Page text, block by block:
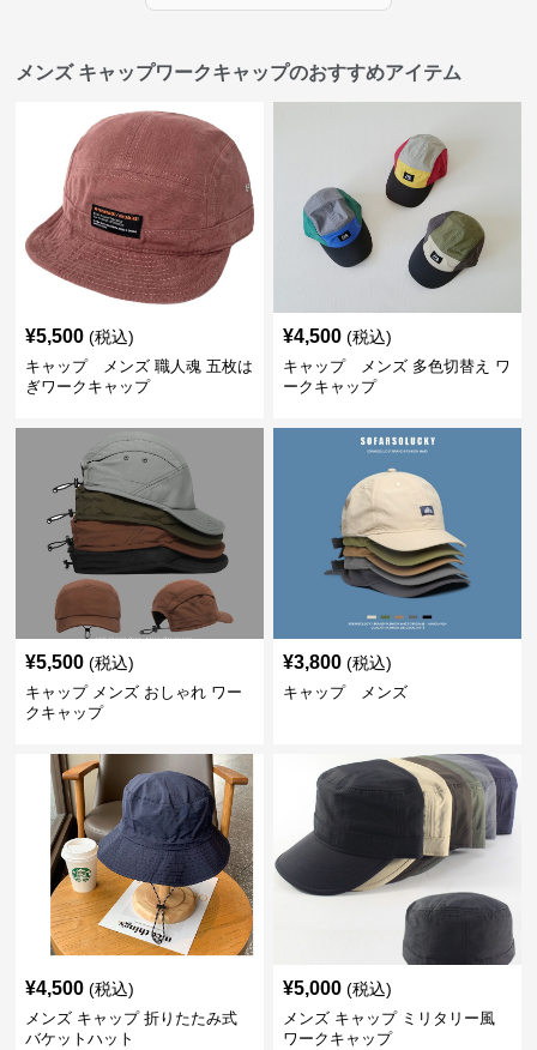
メンズ キャップワークキャップのおすすめアイテム
¥5,500 (税込)
キャップ メンズ 職人魂 五枚は
ぎワークキャップ
¥4,500 (税込)
キャップ メンズ 多色切替え ワ
ークキャップ
¥5,500 (税込)
キャップ メンズ おしゃれ ワー
クキャップ
¥3,800 (税込)
キャップ メンズ
¥4,500 (税込)
メンズ キャップ 折りたたみ式
バケットハット
¥5,000 (税込)
メンズ キャップ ミリタリー風
ワークキャップ